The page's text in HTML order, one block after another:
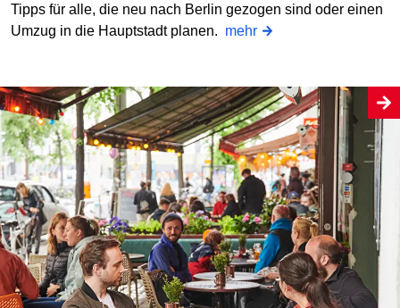
Tipps für alle, die neu nach Berlin gezogen sind oder einen
Umzug in die Hauptstadt planen. mehr